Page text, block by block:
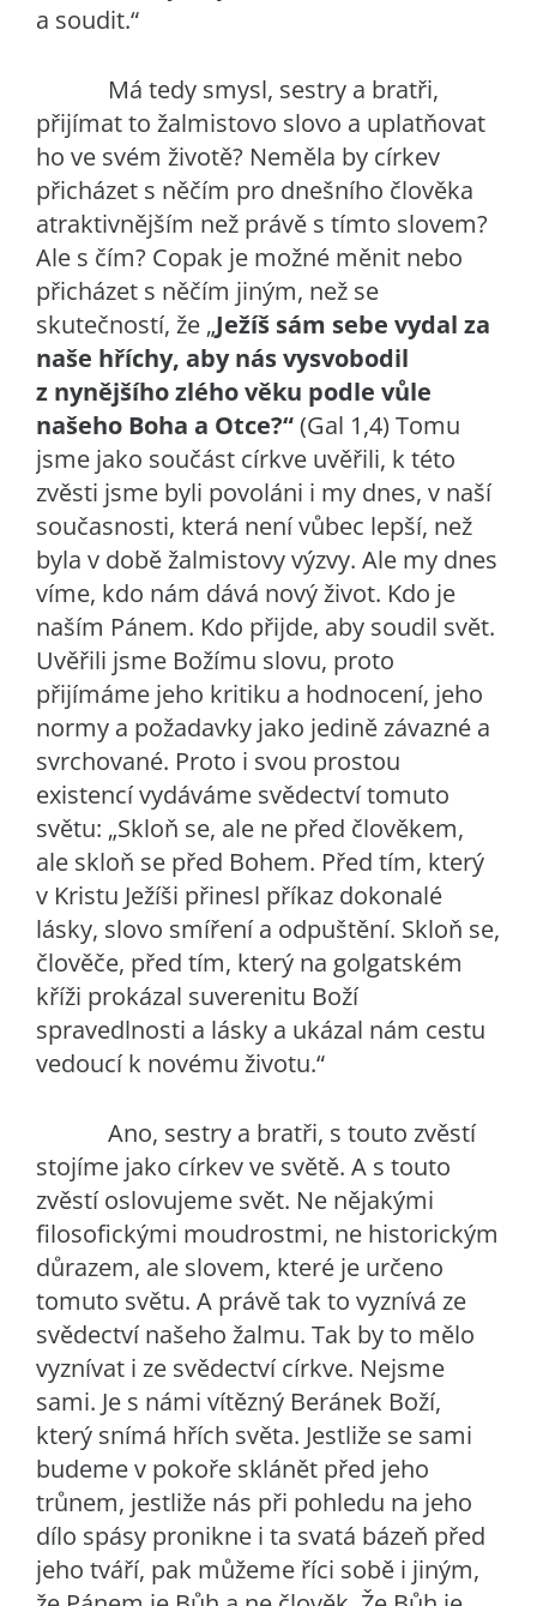
a soudit.“
Má tedy smysl, sestry a bratři,
přijímat to žalmistovo slovo a uplatňovat
ho ve svém životě? Neměla by církev
přicházet s něčím pro dnešního člověka
atraktivnějším než právě s tímto slovem?
Ale s čím? Copak je možné měnit nebo
přicházet s něčím jiným, než se
skutečností, že „Ježíš sám sebe vydal za
naše hříchy, aby nás vysvobodil
z nynějšího zlého věku podle vůle
našeho Boha a Otce?“(Gal 1,4) Tomu
jsme jako součást církve uvěřili, k této
zvěsti jsme byli povoláni i my dnes, v naší
současnosti, která není vůbec lepší, než
byla v době žalmistovy výzvy. Ale my dnes
víme, kdo nám dává nový život. Kdo je
naším Pánem. Kdo přijde, aby soudil svět.
Uvěřili jsme Božímu slovu, proto
přijímáme jeho kritiku a hodnocení, jeho
normy a požadavky jako jedině závazné a
svrchované. Proto i svou prostou
existencí vydáváme svědectví tomuto
světu: „Skloň se, ale ne před člověkem,
ale skloň se před Bohem. Před tím, který
v Kristu Ježíši přinesl příkaz dokonalé
lásky, slovo smíření a odpuštění. Skloň se,
člověče, před tím, který na golgatském
kříži prokázal suverenitu Boží
spravedlnosti a lásky a ukázal nám cestu
vedoucí k novému životu.“
Ano, sestry a bratři, s touto zvěstí
stojíme jako církev ve světě. A s touto
zvěstí oslovujeme svět. Ne nějakými
filosofickými moudrostmi, ne historickým
důrazem, ale slovem, které je určeno
tomuto světu. A právě tak to vyznívá ze
svědectví našeho žalmu. Tak by to mělo
vyznívat i ze svědectví církve. Nejsme
sami. Je s námi vítězný Beránek Boží,
který snímá hřích světa. Jestliže se sami
budeme v pokoře sklánět před jeho
trůnem, jestliže nás při pohledu na jeho
dílo spásy pronikne i ta svatá bázeň před
jeho tváří, pak můžeme říci sobě i jiným,